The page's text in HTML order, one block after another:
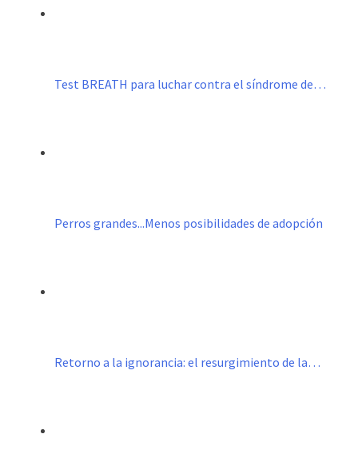
Test BREATH para luchar contra el síndrome de…
Perros grandes...Menos posibilidades de adopción
Retorno a la ignorancia: el resurgimiento de la…